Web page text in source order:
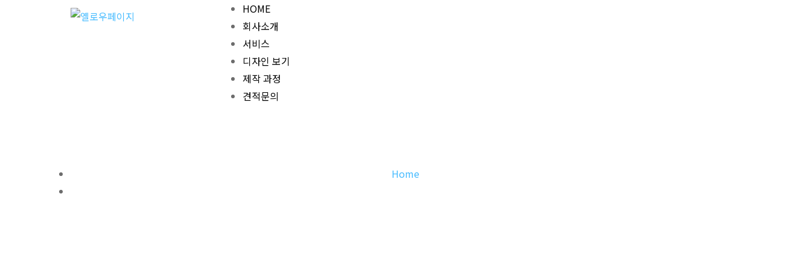
HOME
회사소개
서비스
디자인 보기
제작 과정
견적문의
Home